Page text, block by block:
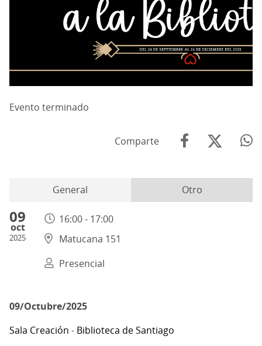
General Otro
09
oct
2025
16:00 - 17:00
Matucana 151
Presencial
09/Octubre/2025
Sala Creación - Biblioteca de Santiago
Evento terminado
Comparte